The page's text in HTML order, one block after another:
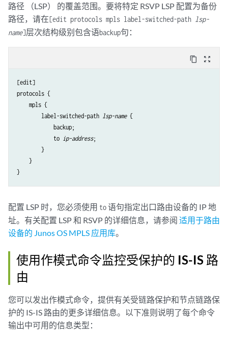
路径 （LSP） 的覆盖范围。要将特定 RSVP LSP 配置为备份
路径，请在[edit protocols mpls label-switched-path lsp-
name]层次结构级别包含语backup句：
content_copy zoom_out_map
[edit]
protocols {
    mpls {
        label-switched-path
lsp-name {
            backup;
            to
ip-address;
        }
    }
配置 LSP 时，您必须使用 to语句指定出口路由设备的 IP 地
址。有关配置 LSP 和 RSVP 的详细信息，请参阅 适用于路由
设备的 Junos OS MPLS 应用库。
使用作模式命令监控受保护的 IS-IS 路
由
您可以发出作模式命令，提供有关受链路保护和节点链路保
护的 IS-IS 路由的更多详细信息。以下准则说明了每个命令
输出中可用的信息类型：